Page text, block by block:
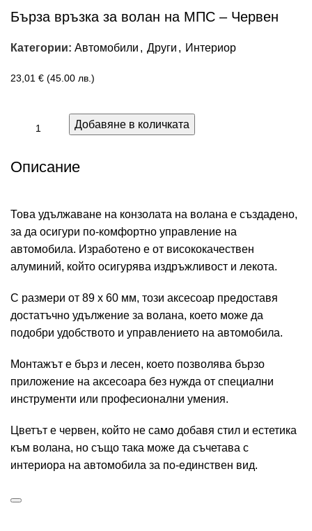
Бърза връзка за волан на МПС – Червен
Категории: Автомобили , Други , Интериор
23,01 € (45.00 лв.)
Добавяне в количката
Описание
Това удължаване на конзолата на волана е създадено,
за да осигури по-комфортно управление на
автомобила. Изработено е от висококачествен
алуминий, който осигурява издръжливост и лекота.
С размери от 89 х 60 мм, този аксесоар предоставя
достатъчно удължение за волана, което може да
подобри удобството и управлението на автомобила.
Монтажът е бърз и лесен, което позволява бързо
приложение на аксесоара без нужда от специални
инструменти или професионални умения.
Цветът е червен, който не само добавя стил и естетика
към волана, но също така може да съчетава с
интериора на автомобила за по-единствен вид.